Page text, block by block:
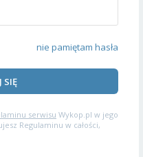
nie pamiętam hasła
SIĘ
serwisu Wykop.pl w jego
Regulaminu w całości,